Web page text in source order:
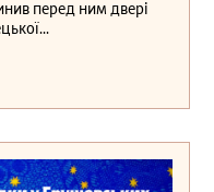
перед ним двері